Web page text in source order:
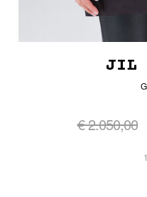
JIL
€ 2.050,00